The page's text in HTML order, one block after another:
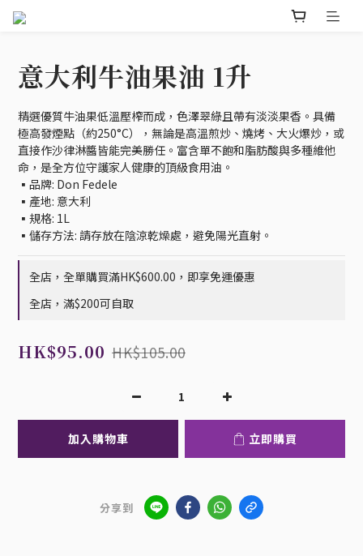
意大利牛油果油 1升
精選優質牛油果低溫壓榨而成，色澤翠綠且帶有淡淡果香。具備
極高發煙點（約250°C），無論是高溫煎炒、燒烤、大火爆炒，或
直接作沙律淋醬皆能完美勝任。富含單不飽和脂肪酸與多種維他
命，是全方位守護家人健康的頂級食用油。
▪️品牌: Don Fedele
▪️產地: 意大利
▪️規格: 1L
▪️儲存方法: 請存放在陰涼乾燥處，避免陽光直射。
全店，全單購買滿HK$600.00，即享免運優惠
全店，滿$200可自取
HK$95.00 HK$105.00
加入購物車 立即購買
分享到